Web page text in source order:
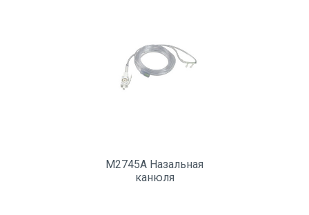
M2745A Назальная
канюля